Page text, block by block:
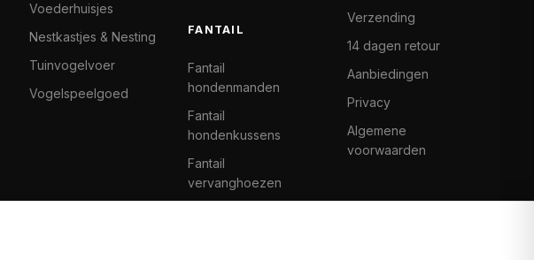
Voederhuisjes
Nestkastjes & Nesting
Tuinvogelvoer
Vogelspeelgoed
FANTAIL
Fantail
hondenmanden
Fantail
hondenkussens
Fantail
vervanghoezen
Verzending
14 dagen retour
Aanbiedingen
Privacy
Algemene
voorwaarden